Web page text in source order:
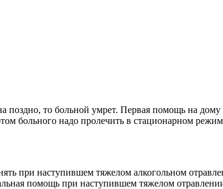
поздно, то больной умрет. Первая помощь на
больного надо пролечить в стационарном
при наступившем тяжелом алкогольном
помощь при наступившем тяжелом